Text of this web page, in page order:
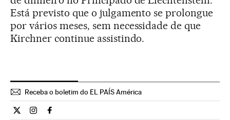
Está previsto que o julgamento se prolongue
por vários meses, sem necessidade de que
Kirchner continue assistindo.
Receba o boletim do EL PAÍS América
Internacional El País Brasil en Twitter
Internacional El País Brasil en Instagram
Internacional El País Brasil en Facebook